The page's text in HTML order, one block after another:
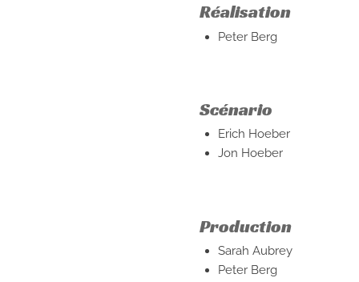
Réalisation
Peter Berg
Scénario
Erich Hoeber
Jon Hoeber
Production
Sarah Aubrey
Peter Berg